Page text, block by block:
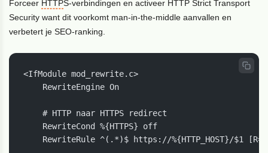
Forceer HTTPS-verbindingen en activeer HTTP Strict Transport
Security want dit voorkomt man-in-the-middle aanvallen en
verbetert je SEO-ranking.
<IfModule mod_rewrite.c>
    RewriteEngine On
    # HTTP naar HTTPS redirect
    RewriteCond %{HTTPS} off
RewriteRule ^(.*)$ https://%{HTTP_HOST}/$1